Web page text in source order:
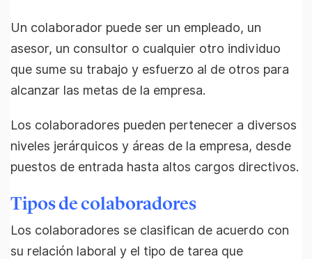
Un colaborador puede ser un empleado, un
asesor, un consultor o cualquier otro individuo
que sume su trabajo y esfuerzo al de otros para
alcanzar las metas de la empresa.
Los colaboradores pueden pertenecer a diversos
niveles jerárquicos y áreas de la empresa, desde
puestos de entrada hasta altos cargos directivos.
Tipos de colaboradores
Los colaboradores se clasifican de acuerdo con
su relación laboral y el tipo de tarea que